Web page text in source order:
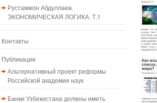
Рустамжон Абдуллаев.
ЭКОНОМИЧЕСКАЯ ЛОГИКА. Т.1
Контакты
Публикации
Альтернативный проект реформы
Российской академии наук
Банки Узбекистана должны иметь